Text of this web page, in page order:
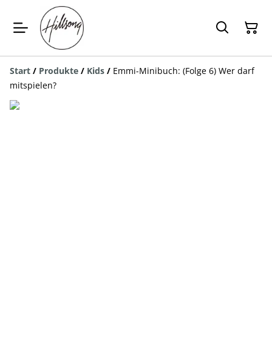
Start / Produkte / Kids / Emmi-Minibuch: (Folge 6) Wer darf
mitspielen?